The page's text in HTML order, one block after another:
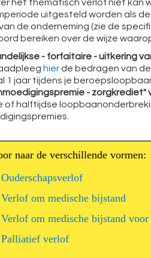
het thematisch verlof niét kan
uitgesteld worden als
de onderneming (zie de
bereiken over de wijze
- forfaitaire - uitkering
hierde bedragen van
1 jaar tijdens je
- zorgkrediet"
of halftijdse
Ouderschapsverlof
Verlof om medische bijstand
Verlof om medische bijstand
Palliatief verlof